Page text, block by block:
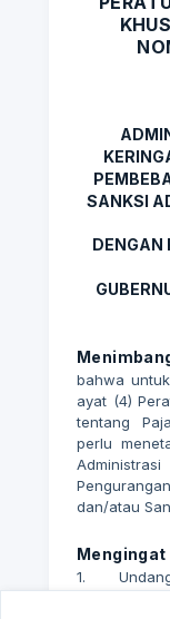
SANKSI
DENGAN
bahwa
ayat (4)
tentang
perlu
dan/atau
Mengingat
1.